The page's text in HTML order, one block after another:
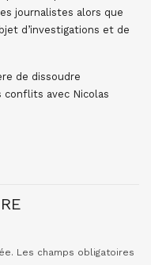
journalistes alors que
d’investigations et de
de dissoudre
conflits avec Nicolas
Les champs obligatoires